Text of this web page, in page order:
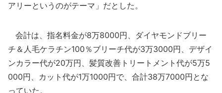
アリーというのがテーマ」だとした。
会計は、指名料金が8万8000円、ダイヤモンドブリー
チ＆人毛ケラチン100％ブリーチ代が3万3000円、デザイ
ンカラー代が20万円、髪質改善トリートメント代が5万5
000円、カット代が1万1000円で、合計38万7000円とな
っていた。